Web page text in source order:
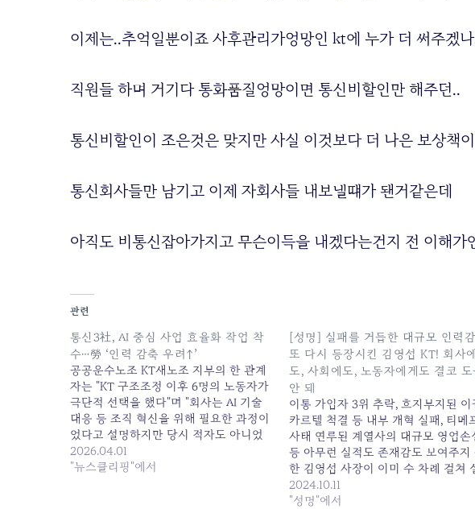
이제는..추억일뿐이죠 사후관리가엉망인 kt에 누가 더 써주겠
직원들 하며 거기다 통화품질엉망이면 통신비할인만 해주던..
통신비할인이 조은것은 맞지만 사실 이것보다 더 나은 보상책
통신회사들만 남기고 이제 자회사들 내보낼떄가 됀거같은데
아직도 비통신잡아가지고 무슨이득을 내겠다는건지 전 이해가
관련
통신3社, AI 중심 사업 효율화 작업 착
수…勞 ‘인력 감축 우려↑’
공공운수노조 KT새노조 지부의 한 관계
자는 "KT 구조조정 이후 6명의 노동자가
극단적 선택을 했다"며 "회사는 AI 기술
대응 등 조직 혁신을 위해 필요한 과정이
었다고 설명하지만 당시 적자도 아니었
고, 자연 퇴직자도... 원본 기사: 통신3社,
AI 중심 사업 효율화 작업 착수…勞 '인력
2026.04.01
"뉴스클리핑"에서
[성명] 실패를 거듭한 대규모 인력
또 다시 등장시킨 김영섭 KT! 회사에
도, 사회에도, 노동자에게도 결코 도
안 돼
이통 가입자 3위 추락, 흐지부지된 이
카르텔 척결 등 내부 개혁 실패, 티메
사태 연루된 계열사의 대규모 영업손
등 아무런 실적도 존재감도 보여주지
한 김영섭 사장이 이미 수 차례 걸쳐
가 검증된 대규모 인력 감축 카드를 꺼
들었다. 한마디로 자신의 연임을 위한
2024.10.11
"성명"에서